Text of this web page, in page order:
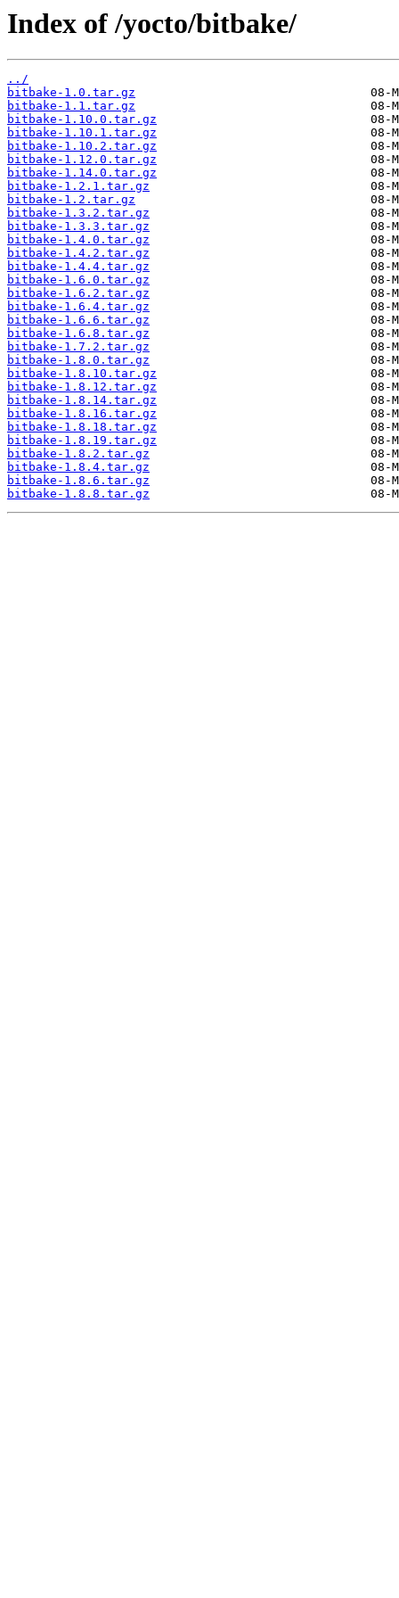
Index of /yocto/bitbake/
../
bitbake-1.0.tar.gz
bitbake-1.1.tar.gz
bitbake-1.10.0.tar.gz
bitbake-1.10.1.tar.gz
bitbake-1.10.2.tar.gz
bitbake-1.12.0.tar.gz
bitbake-1.14.0.tar.gz
bitbake-1.2.1.tar.gz
bitbake-1.2.tar.gz
bitbake-1.3.2.tar.gz
bitbake-1.3.3.tar.gz
bitbake-1.4.0.tar.gz
bitbake-1.4.2.tar.gz
bitbake-1.4.4.tar.gz
bitbake-1.6.0.tar.gz
bitbake-1.6.2.tar.gz
bitbake-1.6.4.tar.gz
bitbake-1.6.6.tar.gz
bitbake-1.6.8.tar.gz
bitbake-1.7.2.tar.gz
bitbake-1.8.0.tar.gz
bitbake-1.8.10.tar.gz
bitbake-1.8.12.tar.gz
bitbake-1.8.14.tar.gz
bitbake-1.8.16.tar.gz
bitbake-1.8.18.tar.gz
bitbake-1.8.19.tar.gz
bitbake-1.8.2.tar.gz
bitbake-1.8.4.tar.gz
bitbake-1.8.6.tar.gz
bitbake-1.8.8.tar.gz